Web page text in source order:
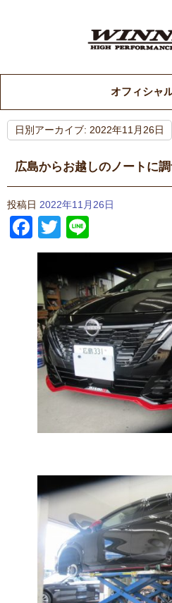
オフィシャ
日別アーカイブ: 2022年11月26日
広島からお越しのノートに
投稿日 2022年11月26日
Facebook
Twitter